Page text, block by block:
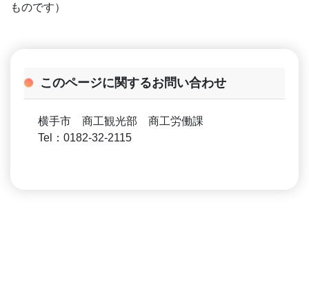
ものです）
このページに関するお問い合わせ
横手市 商工観光部 商工労働課
Tel：0182-32-2115